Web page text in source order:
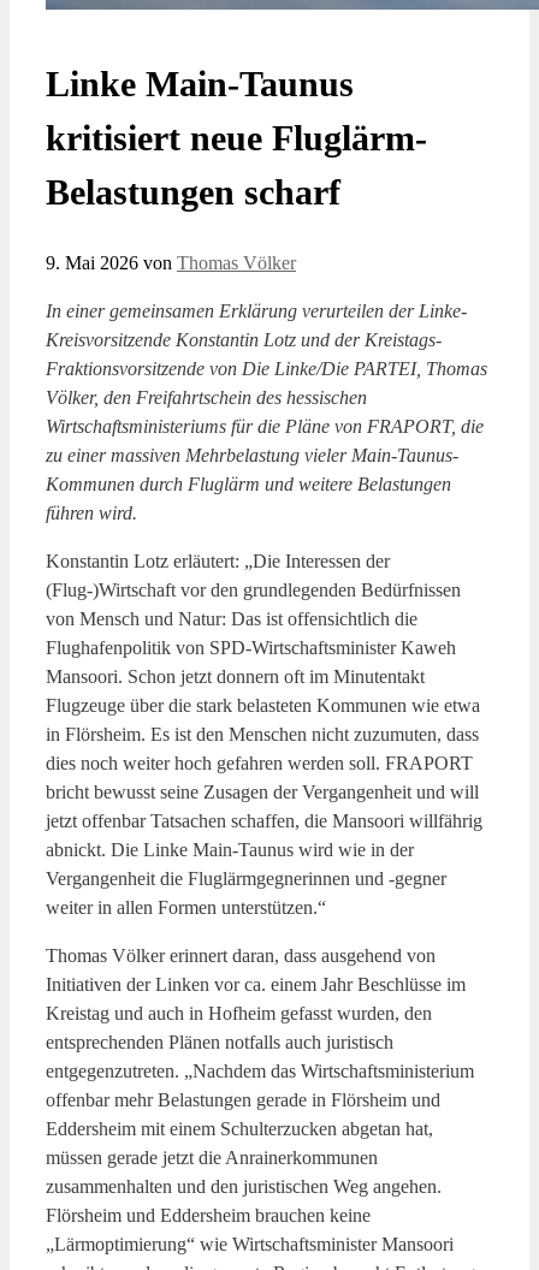
Linke Main-Taunus
kritisiert neue Fluglärm-
Belastungen scharf
9. Mai 2026 von Thomas Völker
In einer gemeinsamen Erklärung verurteilen der Linke-
Kreisvorsitzende Konstantin Lotz und der Kreistags-
Fraktionsvorsitzende von Die Linke/Die PARTEI, Thomas
Völker, den Freifahrtschein des hessischen
Wirtschaftsministeriums für die Pläne von FRAPORT, die
zu einer massiven Mehrbelastung vieler Main-Taunus-
Kommunen durch Fluglärm und weitere Belastungen
führen wird.
Konstantin Lotz erläutert: „Die Interessen der
(Flug-)Wirtschaft vor den grundlegenden Bedürfnissen
von Mensch und Natur: Das ist offensichtlich die
Flughafenpolitik von SPD-Wirtschaftsminister Kaweh
Mansoori. Schon jetzt donnern oft im Minutentakt
Flugzeuge über die stark belasteten Kommunen wie etwa
in Flörsheim. Es ist den Menschen nicht zuzumuten, dass
dies noch weiter hoch gefahren werden soll. FRAPORT
bricht bewusst seine Zusagen der Vergangenheit und will
jetzt offenbar Tatsachen schaffen, die Mansoori willfährig
abnickt. Die Linke Main-Taunus wird wie in der
Vergangenheit die Fluglärmgegnerinnen und -gegner
weiter in allen Formen unterstützen.“
Thomas Völker erinnert daran, dass ausgehend von
Initiativen der Linken vor ca. einem Jahr Beschlüsse im
Kreistag und auch in Hofheim gefasst wurden, den
entsprechenden Plänen notfalls auch juristisch
entgegenzutreten. „Nachdem das Wirtschaftsministerium
offenbar mehr Belastungen gerade in Flörsheim und
Eddersheim mit einem Schulterzucken abgetan hat,
müssen gerade jetzt die Anrainerkommunen
zusammenhalten und den juristischen Weg angehen.
Flörsheim und Eddersheim brauchen keine
„Lärmoptimierung“ wie Wirtschaftsminister Mansoori